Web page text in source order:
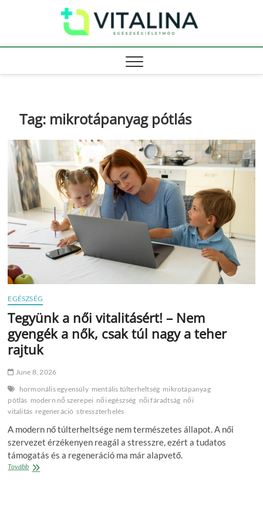
Tag: mikrotápanyag pótlás
EGÉSZSÉG
Tegyünk a női vitalitásért! – Nem
gyengék a nők, csak túl nagy a teher
rajtuk
June 8, 2026
hormonális egyensúly mentális túlterheltség mikrotápanyag
pótlás modern nő szerepei női egészség női fáradtság női
vitalitás regeneráció stresszterhelés
A modern nő túlterheltsége nem természetes állapot. A női
szervezet érzékenyen reagál a stresszre, ezért a tudatos
támogatás és a regeneráció ma már alapvető.
TovábbTegyünk